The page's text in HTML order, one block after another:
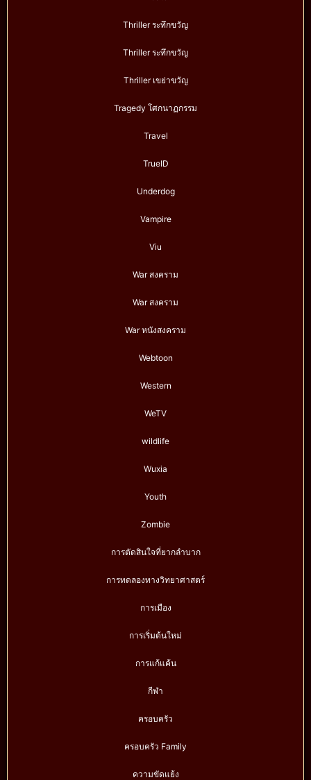
Thriller ระทึกขวัญ
Thriller ระทึกขวัญ
Thriller เขย่าขวัญ
Tragedy โศกนาฏกรรม
Travel
TrueID
Underdog
Vampire
Viu
War สงคราม
War สงคราม
War หนังสงคราม
Webtoon
Western
WeTV
wildlife
Wuxia
Youth
Zombie
การตัดสินใจที่ยากลำบาก
การทดลองทางวิทยาศาสตร์
การเมือง
การเริ่มต้นใหม่
การแก้แค้น
กีฬา
ครอบครัว
ครอบครัว Family
ความขัดแย้ง